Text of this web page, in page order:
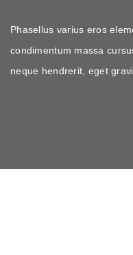
Phasellus varius eros
condimentum massa
neque hendrerit, eget